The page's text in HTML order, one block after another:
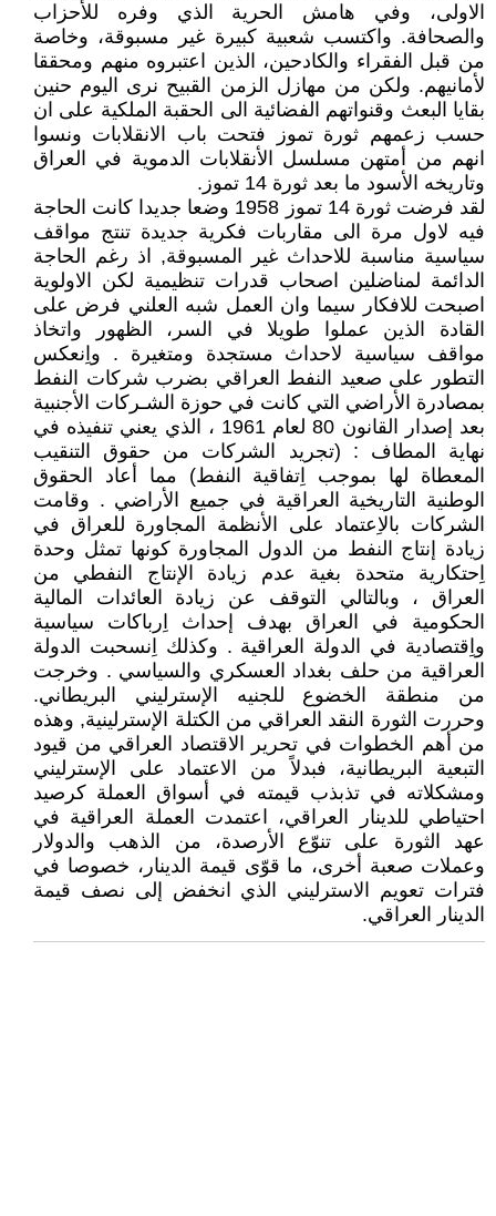
الاولى، وفي هامش الحرية الذي وفره للأحزاب
والصحافة. واكتسب شعبية كبيرة غير مسبوقة، وخاصة
من قبل الفقراء والكادحين، الذين اعتبروه منهم ومحققا
لأمانيهم. ولكن من مهازل الزمن القبيح نرى اليوم حنين
بقايا البعث وقنواتهم الفضائية الى الحقبة الملكية على ان
حسب زعمهم ثورة تموز فتحت باب الانقلابات ونسوا
انهم من أمتهن مسلسل الأنقلابات الدموية في العراق
وتاريخه الأسود ما بعد ثورة 14 تموز.
لقد فرضت ثورة 14 تموز 1958 وضعا جديدا كانت الحاجة
فيه لاول مرة الى مقاربات فكرية جديدة تنتج مواقف
سياسية مناسبة للاحداث غير المسبوقة, اذ رغم الحاجة
الدائمة لمناضلين اصحاب قدرات تنظيمية لكن الاولوية
اصبحت للافكار سيما وان العمل شبه العلني فرض على
القادة الذين عملوا طويلا في السر، الظهور واتخاذ
مواقف سياسية لاحداث مستجدة ومتغيرة . واِنعكس
التطور على صعيد النفط العراقي بضرب شركات النفط
بمصادرة الأراضي التي كانت في حوزة الشـركات الأجنبية
بعد إصدار القانون 80 لعام 1961 ، الذي يعني تنفيذه في
نهاية المطاف : (تجريد الشركات من حقوق التنقيب
المعطاة لها بموجب اِتفاقية النفط) مما أعاد الحقوق
الوطنية التاريخية العراقية في جميع الأراضي . وقامت
الشركات بالاِعتماد على الأنظمة المجاورة للعراق في
زيادة إنتاج النفط من الدول المجاورة كونها تمثل وحدة
اِحتكارية متحدة بغية عدم زيادة الإنتاج النفطي من
العراق ، وبالتالي التوقف عن زيادة العائدات المالية
الحكومية في العراق بهدف إحداث اِرباكات سياسية
واِقتصادية في الدولة العراقية . وكذلك اِنسحبت الدولة
العراقية من حلف بغداد العسكري والسياسي . وخرجت
من منطقة الخضوع للجنيه الإسترليني البريطاني.
وحررت الثورة النقد العراقي من الكتلة الإسترلينية, وهذه
من أهم الخطوات في تحرير الاقتصاد العراقي من قيود
التبعية البريطانية، فبدلاً من الاعتماد على الإسترليني
ومشكلاته في تذبذب قيمته في أسواق العملة كرصيد
احتياطي للدينار العراقي، اعتمدت العملة العراقية في
عهد الثورة على تنوّع الأرصدة، من الذهب والدولار
وعملات صعبة أخرى، ما قوّى قيمة الدينار، خصوصا في
فترات تعويم الاسترليني الذي انخفض إلى نصف قيمة
الدينار العراقي.